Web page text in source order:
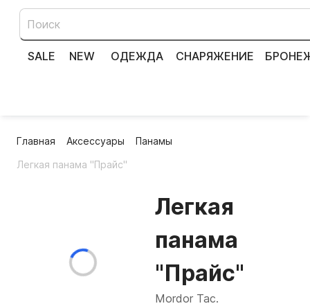
SALE NEW ОДЕЖДА СНАРЯЖЕНИЕ
Главная Аксессуары
Панамы
Легкая панама "Прайс"
Легкая
панама
"Прайс"
Mordor Tac.